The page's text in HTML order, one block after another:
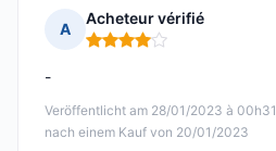
A
Acheteur vérifié
Hinweis: 4 von 5
Veröffentlicht am 28/01/2023 à 00h31
nach einem Kauf von 20/01/2023
-